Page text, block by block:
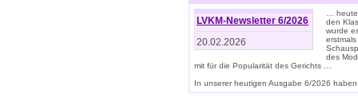
LVKM-Newsletter 6/2026
20.02.2026
…
den
wurde
des
mit für die Popularität des Gerichts …
In unserer heutigen Ausgabe 6/2026